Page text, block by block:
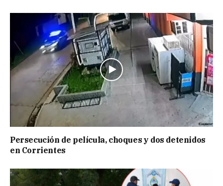
Persecución de película, choques y dos detenidos
en Corrientes